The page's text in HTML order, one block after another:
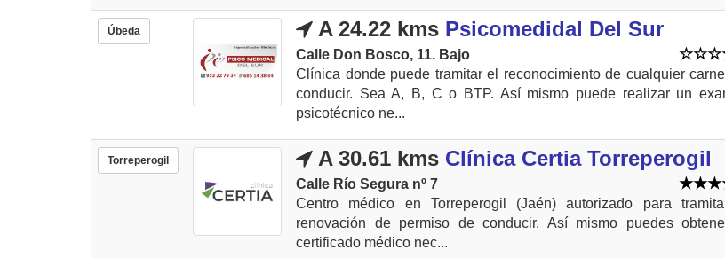
Úbeda A 24.22 kms Psicomedidal Del Sur
Calle Don Bosco, 11. Bajo
Clínica donde puede tramitar el reconocimiento de cualquier
conducir. Sea A, B, C o BTP. Así mismo puede realizar un
psicotécnico ne...
Torreperogil A 30.61 kms Clínica Certia Torreperogil
Calle Río Segura nº 7
Centro médico en Torreperogil (Jaén) autorizado para
renovación de permiso de conducir. Así mismo puedes
certificado médico nec...